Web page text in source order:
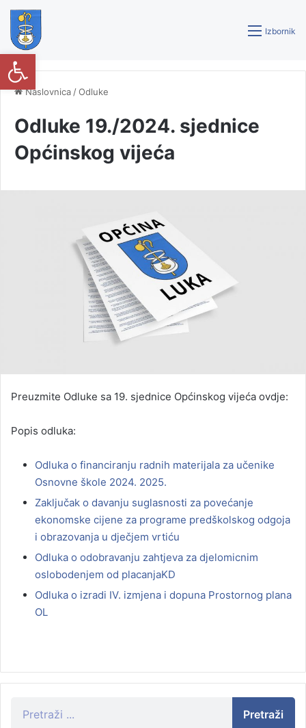
Izbornik
Naslovnica /Odluke
Odluke 19./2024. sjednice
Općinskog vijeća
Preuzmite Odluke sa 19. sjednice Općinskog vijeća ovdje:
Popis odluka:
Odluka o financiranju radnih materijala za učenike
Osnovne škole 2024. 2025.
Zaključak o davanju suglasnosti za povećanje
ekonomske cijene za programe predškolskog odgoja
i obrazovanja u dječjem vrtiću
Odluka o odobravanju zahtjeva za djelomicnim
oslobodenjem od placanjaKD
Odluka o izradi IV. izmjena i dopuna Prostornog plana
OL
Pretraži
Open toolbar